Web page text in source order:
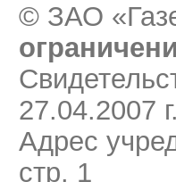
© ЗАО
27.04.2007 г.
Адрес
стр. 1